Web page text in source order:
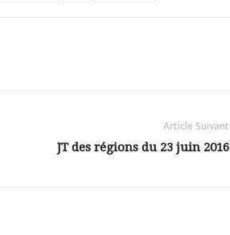
Article Suivant
JT des régions du 23 juin 2016